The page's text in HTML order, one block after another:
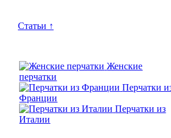
Статьи ↑
Женские
перчатки
Перчатки
Франции
Перчатки из
Италии